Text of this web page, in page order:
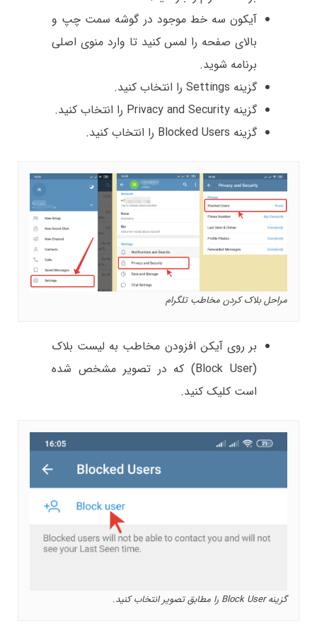
آیکون سه خط موجود در گوشه سمت چپ و
بالای صفحه را لمس کنید تا وارد منوی اصلی
برنامه شوید.
گزینه Settings را انتخاب کنید.
گزینه Privacy and Security را انتخاب کنید.
گزینه Blocked Users را انتخاب کنید.
مراحل بلاک کردن مخاطب تلگرام
بر روی آیکن افزودن مخاطب به لیست بلاک
(Block User) که در تصویر مشخص شده
است کلیک کنید.
گزینه Block User را مطابق تصویر انتخاب کنید.